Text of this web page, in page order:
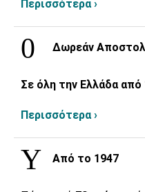
Περισσότερα ›
Δωρεάν
Σε όλη την Ελλάδα από
Περισσότερα ›
Από το 1947